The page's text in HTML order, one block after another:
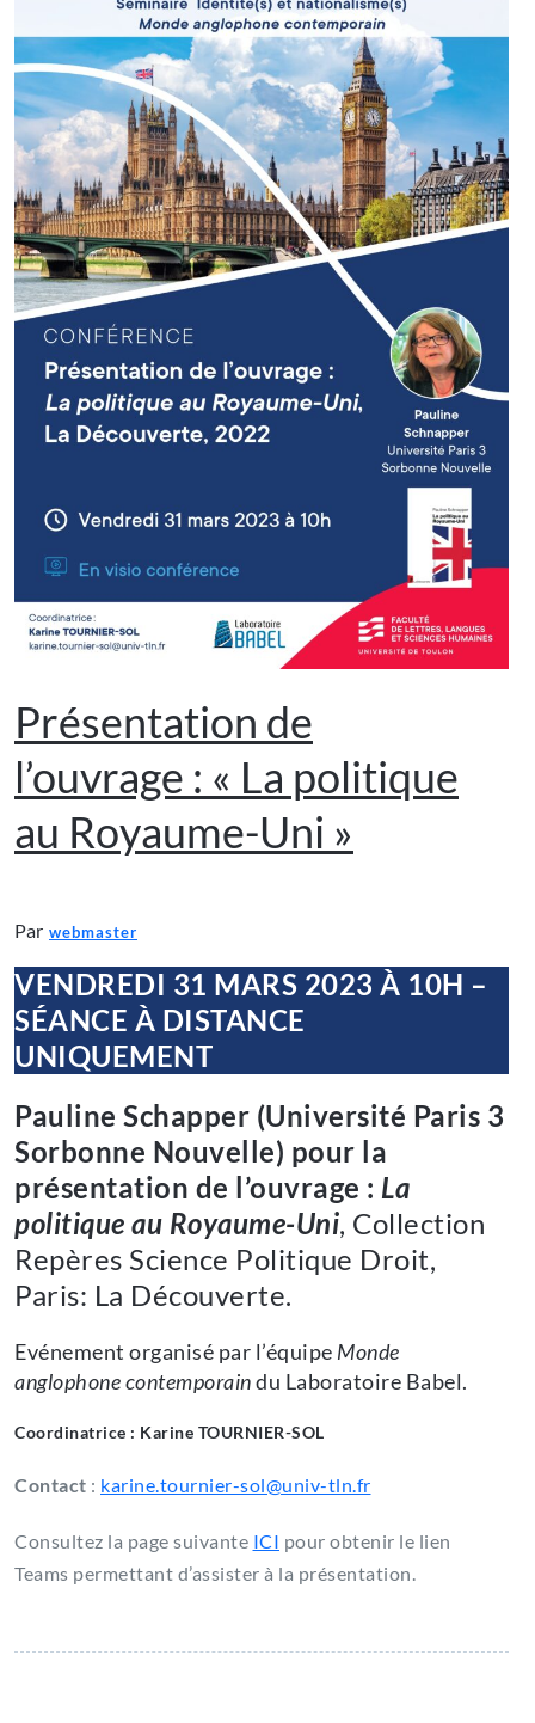
Présentation de
l’ouvrage : « La politique
au Royaume-Uni »
Par webmaster
VENDREDI 31 MARS 2023 À 10H –
SÉANCE À DISTANCE
UNIQUEMENT
Pauline Schapper (Université Paris 3
Sorbonne Nouvelle) pour la
présentation de l’ouvrage : La
politique au Royaume-Uni, Collection
Repères Science Politique Droit,
Paris: La Découverte.
Evénement organisé par l’équipe Monde
anglophone contemporaindu Laboratoire Babel.
Coordinatrice : Karine TOURNIER-SOL
Contact : karine.tournier-sol@univ-tln.fr
Consultez la page suivante ICI pour obtenir le lien
Teams permettant d’assister à la présentation.